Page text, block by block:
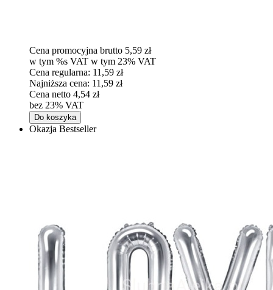
Cena promocyjna brutto 5,59 zł
w tym %s VAT w tym 23% VAT
Cena regularna: 11,59 zł
Najniższa cena: 11,59 zł
Cena netto 4,54 zł
bez 23% VAT
Do koszyka
Okazja Bestseller